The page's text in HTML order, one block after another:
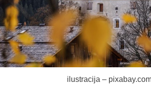
ilustracija –